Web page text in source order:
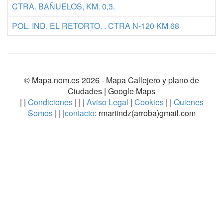
CTRA. BAÑUELOS, KM. 0,3.
POL. IND. EL RETORTO. . CTRA N-120 KM 68
© Mapa.nom.es 2026 - Mapa Callejero y plano de
Ciudades | Google Maps
| | Condiciones| | | Aviso Legal | Cookies | | Quienes
Somos | | |contacto: rmartindz(arroba)gmail.com